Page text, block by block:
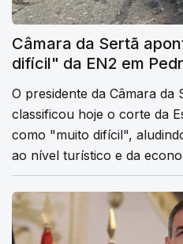
Câmara da Sertã
difícil" da EN2 em
O presidente da Câmara da
classificou hoje o corte da
como "muito difícil",
ao nível turístico e da